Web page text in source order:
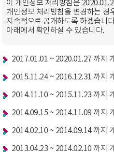
이 개인정보 처리방침은
개인정보 처리방침을 변경하는 경
지속적으로 공개하도록 하겠습니
아래에서 확인하실 수 있습니다.
2017.01.01 ~ 2020.01.27 까지
2015.11.24 ~ 2016.12.31 까지
2014.11.10 ~ 2015.11.23 까지
2014.09.15 ~ 2014.11.09 까지
2014.02.10 ~ 2014.09.14 까지
2013.04.23 ~ 2014.02.10 까지